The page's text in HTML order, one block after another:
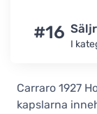
#16
I
Carraro 1927
kapslarna